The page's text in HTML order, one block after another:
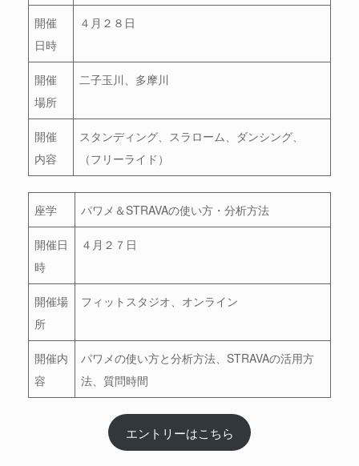
開催
日時
４月２８日
開催
場所
二子玉川、多摩川
開催
内容
スタンディング、スラローム、ダンシング、
（フリーライド）
座学 パワメ＆STRAVAの使い方・分析方法
開催日
時
４月２７日
開催場
所
フィットスタジオ、オンライン
開催内
容
パワメの使い方と分析方法、STRAVAの活用方
法、質問時間
エントリーはこちら